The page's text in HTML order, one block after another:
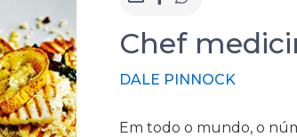
Chef
DALE PINNOCK
Em todo o mundo, o